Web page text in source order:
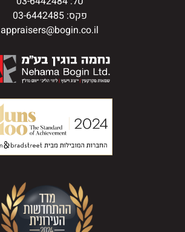
פקס: 03-6442485
appraisers@bogin.co.il